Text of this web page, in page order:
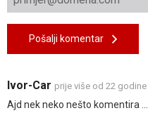
Pošalji komentar
Ivor-Car prije više od 22 godine
Ajd nek neko nešto komentira ...